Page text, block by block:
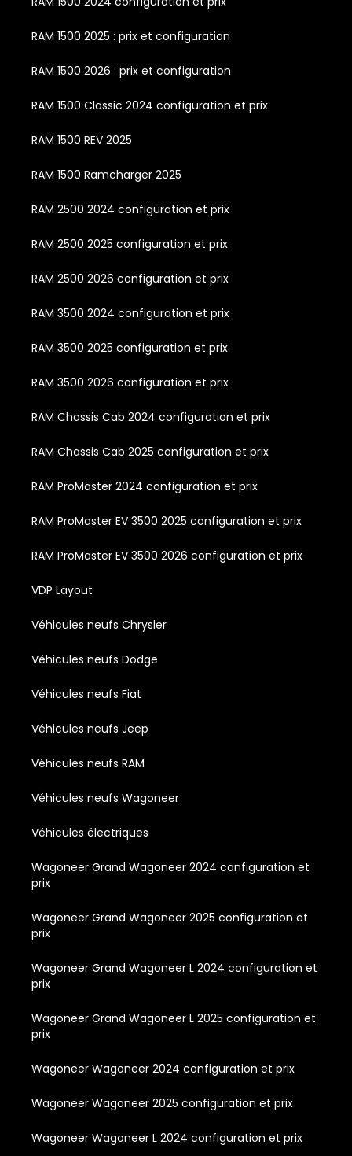
RAM 1500 2025 : prix et configuration
RAM 1500 2026 : prix et configuration
RAM 1500 Classic 2024 configuration et prix
RAM 1500 REV 2025
RAM 1500 Ramcharger 2025
RAM 2500 2024 configuration et prix
RAM 2500 2025 configuration et prix
RAM 2500 2026 configuration et prix
RAM 3500 2024 configuration et prix
RAM 3500 2025 configuration et prix
RAM 3500 2026 configuration et prix
RAM Chassis Cab 2024 configuration et prix
RAM Chassis Cab 2025 configuration et prix
RAM ProMaster 2024 configuration et prix
RAM ProMaster EV 3500 2025 configuration et prix
RAM ProMaster EV 3500 2026 configuration et prix
VDP Layout
Véhicules neufs Chrysler
Véhicules neufs Dodge
Véhicules neufs Fiat
Véhicules neufs Jeep
Véhicules neufs RAM
Véhicules neufs Wagoneer
Véhicules électriques
Wagoneer Grand Wagoneer 2024 configuration et
prix
Wagoneer Grand Wagoneer 2025 configuration et
prix
Wagoneer Grand Wagoneer L 2024 configuration et
prix
Wagoneer Grand Wagoneer L 2025 configuration et
prix
Wagoneer Wagoneer 2024 configuration et prix
Wagoneer Wagoneer 2025 configuration et prix
Wagoneer Wagoneer L 2024 configuration et prix